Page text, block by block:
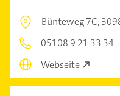
Bünteweg 7C,
05108 9 21 33 34
Webseite